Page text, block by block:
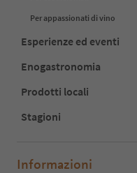
Per appassionati di vino
Esperienze ed eventi
Enogastronomia
Prodotti locali
Stagioni
Informazioni